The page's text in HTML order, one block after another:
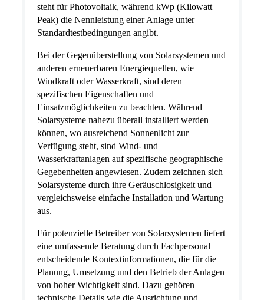
steht für Photovoltaik, während kWp (Kilowatt
Peak) die Nennleistung einer Anlage unter
Standardtestbedingungen angibt.
Bei der Gegenüberstellung von Solarsystemen und
anderen erneuerbaren Energiequellen, wie
Windkraft oder Wasserkraft, sind deren
spezifischen Eigenschaften und
Einsatzmöglichkeiten zu beachten. Während
Solarsysteme nahezu überall installiert werden
können, wo ausreichend Sonnenlicht zur
Verfügung steht, sind Wind- und
Wasserkraftanlagen auf spezifische geographische
Gegebenheiten angewiesen. Zudem zeichnen sich
Solarsysteme durch ihre Geräuschlosigkeit und
vergleichsweise einfache Installation und Wartung
aus.
Für potenzielle Betreiber von Solarsystemen liefert
eine umfassende Beratung durch Fachpersonal
entscheidende Kontextinformationen, die für die
Planung, Umsetzung und den Betrieb der Anlagen
von hoher Wichtigkeit sind. Dazu gehören